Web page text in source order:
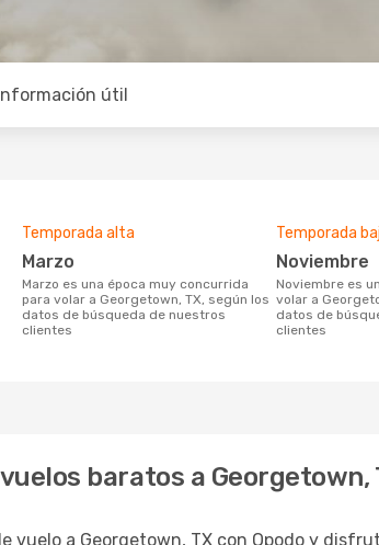
útil
Temporada alta
marzo
marzo es una época muy concurrida
para volar a Georgetown, TX, según los
datos de búsqueda de nuestros
clientes
Temporada
noviembre
noviembre es una temporada baja para
volar a
datos de
clientes
baratos a Georgetown,
vuelo a Georgetown, TX con Opodo y